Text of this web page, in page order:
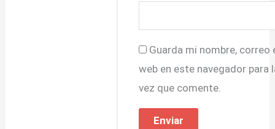
Guarda mi nombre, correo
web en este navegador para
vez que comente.